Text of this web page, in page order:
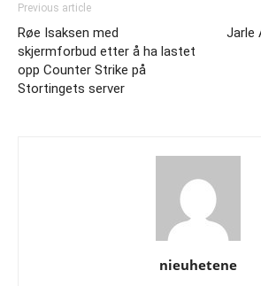
Previous article
Røe Isaksen med
skjermforbud etter å ha lastet
opp Counter Strike på
Stortingets server
Jarle
nieuhetene